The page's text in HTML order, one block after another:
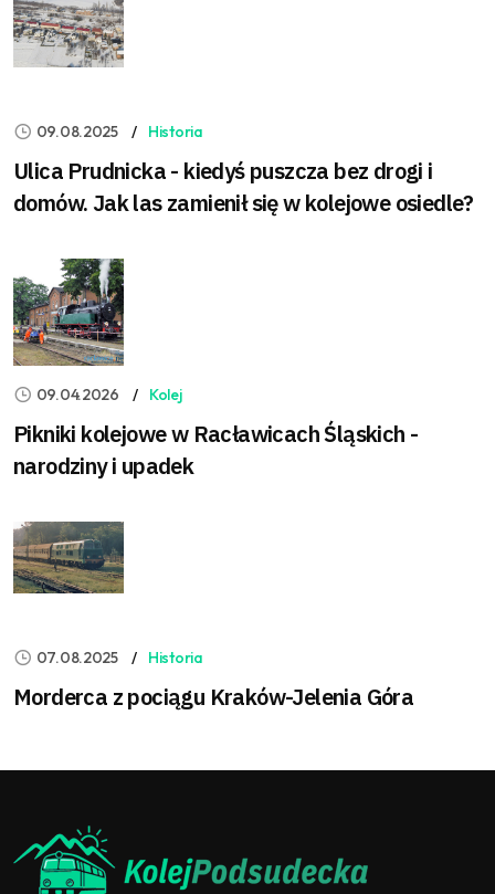
09.08.2025 Historia
Ulica Prudnicka - kiedyś puszcza bez drogi i
domów. Jak las zamienił się w kolejowe osiedle?
09.04.2026 Kolej
Pikniki kolejowe w Racławicach Śląskich -
narodziny i upadek
07.08.2025 Historia
Morderca z pociągu Kraków-Jelenia Góra